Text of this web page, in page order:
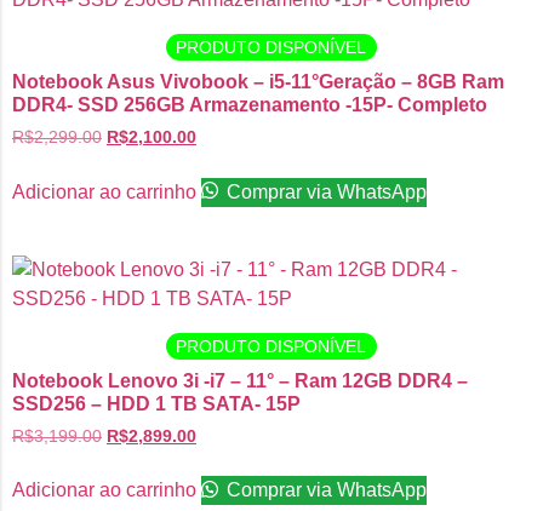
PRODUTO DISPONÍVEL
Notebook Asus Vivobook – i5-11°Geração – 8GB Ram
DDR4- SSD 256GB Armazenamento -15P- Completo
R$2,299.00 R$2,100.00
Adicionar ao carrinho Comprar via WhatsApp
PRODUTO DISPONÍVEL
Notebook Lenovo 3i -i7 – 11° – Ram 12GB DDR4 –
SSD256 – HDD 1 TB SATA- 15P
R$3,199.00 R$2,899.00
Adicionar ao carrinho Comprar via WhatsApp